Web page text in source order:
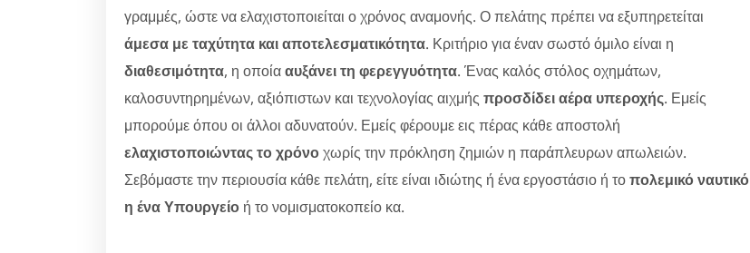
γραμμές, ώστε να ελαχιστοποιείται ο χρόνος αναμονής. Ο πελάτης πρέπει να εξυπηρετείται
άμεσα με ταχύτητα και αποτελεσματικότητα. Κριτήριο για έναν σωστό όμιλο είναι η
διαθεσιμότητα, η οποίααυξάνει τη φερεγγυότητα. Ένας καλός στόλος οχημάτων,
καλοσυντηρημένων, αξιόπιστων και τεχνολογίας αιχμής προσδίδει αέρα υπεροχής. Εμείς
μπορούμε όπου οι άλλοι αδυνατούν. Εμείς φέρουμε εις πέρας κάθε αποστολή
ελαχιστοποιώντας το χρόνοχωρίς την πρόκληση ζημιών η παράπλευρων απωλειών.
Σεβόμαστε την περιουσία κάθε πελάτη, είτε είναι ιδιώτης ή ένα εργοστάσιο ή τοπολεμικό ναυτικό
η ένα Υπουργείο ή το νομισματοκοπείο κα.